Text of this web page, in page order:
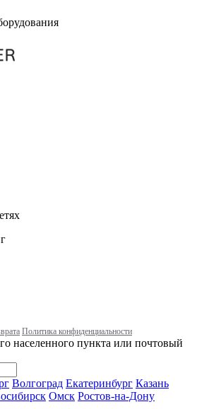
Политика конфиденциальности
населенного пункта или почтовый
Волгоград Екатеринбург Казань
Омск Ростов-на-Дону